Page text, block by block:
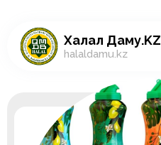
Халал Даму.KZ
halaldamu.kz